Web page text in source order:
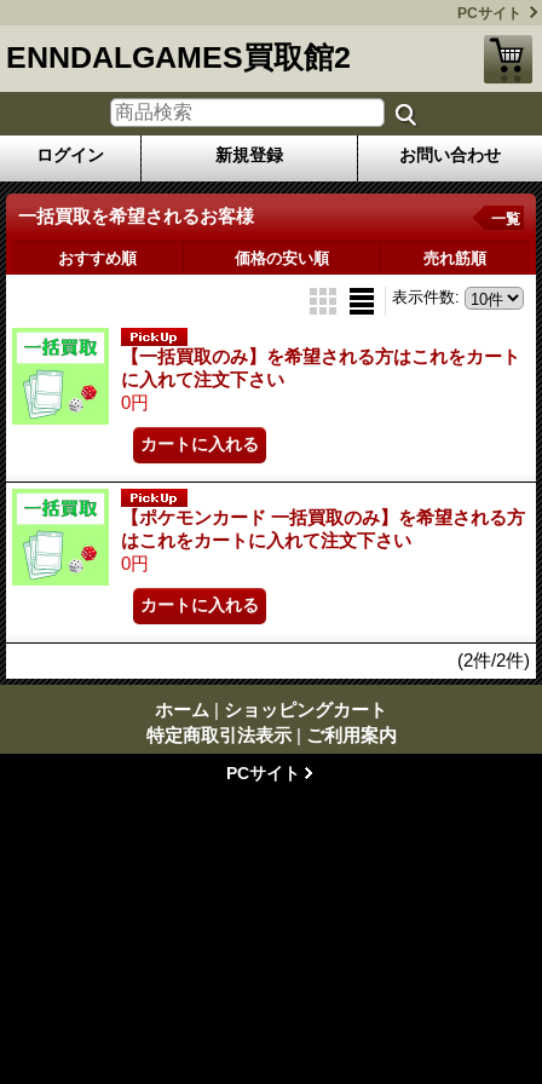
PCサイト
ENNDALGAMES買取館2
ログイン 新規登録 お問い合わせ
一括買取を希望されるお客様 一覧
おすすめ順 価格の安い順 売れ筋順
表示件数:
【一括買取のみ】を希望される方はこれをカート
に入れて注文下さい
0円
【ポケモンカード 一括買取のみ】を希望される方
はこれをカートに入れて注文下さい
0円
(2件/2件)
ホーム | ショッピングカート
特定商取引法表示 | ご利用案内
PCサイト